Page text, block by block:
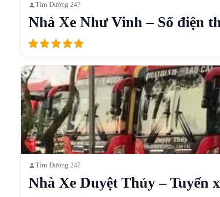
Tìm Đường 247
Nhà Xe Như Vinh – Số điện
Tìm Đường 247
Nhà Xe Duyệt Thủy – Tuyến